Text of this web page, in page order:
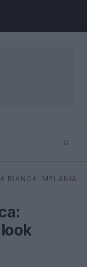
⌕
⌕ ×
BIANCA: MELANIA